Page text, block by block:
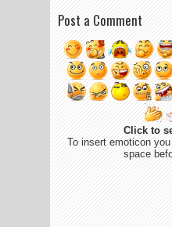
Post a Comment
Click to
To insert emoticon
space